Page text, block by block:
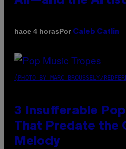
hace 4 horasPor Caleb Catlin
(PHOTO BY MARC BROUSSELY/
3 Insufferable
That Predate the
Melody